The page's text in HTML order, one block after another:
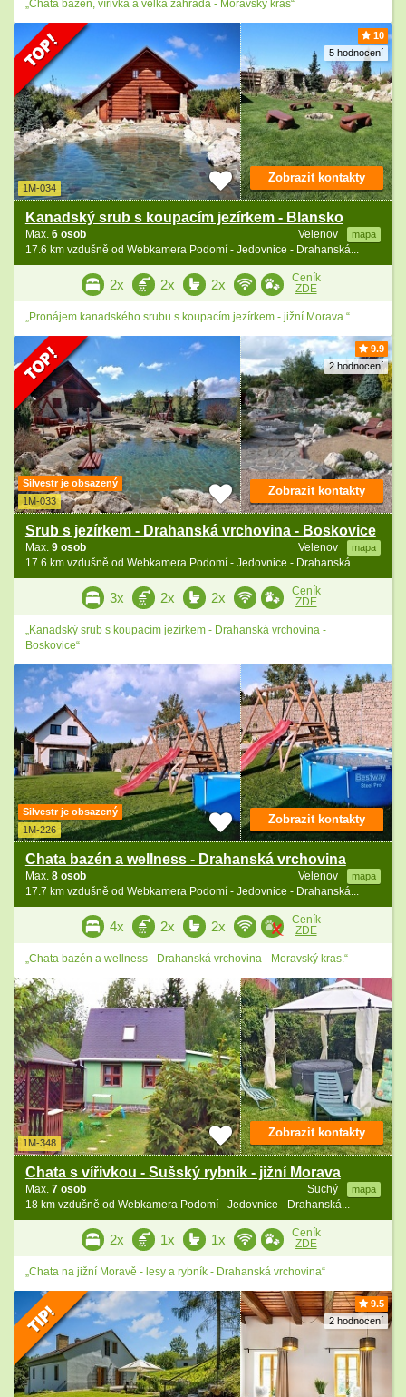
„Chata bazén, vířivka a velká zahrada - Moravský kras“
10
5 hodnocení
1M-034
Kanadský srub s koupacím jezírkem - Blansko
Velenov mapa
Max. 6 osob
17.6 km vzdušně od Webkamera Podomí - Jedovnice - Drahanská...
Zobrazit kontakty
2x 2x 2x
Ceník
ZDE
„Pronájem kanadského srubu s koupacím jezírkem - jižní Morava.“
9.9
2 hodnocení
Silvestr je obsazený
1M-033
Srub s jezírkem - Drahanská vrchovina - Boskovice
Velenov mapa
Max. 9 osob
17.6 km vzdušně od Webkamera Podomí - Jedovnice - Drahanská...
Zobrazit kontakty
3x 2x 2x
Ceník
ZDE
„Kanadský srub s koupacím jezírkem - Drahanská vrchovina -
Boskovice“
Silvestr je obsazený
1M-226
Chata bazén a wellness - Drahanská vrchovina
Velenov mapa
Max. 8 osob
17.7 km vzdušně od Webkamera Podomí - Jedovnice - Drahanská...
Zobrazit kontakty
4x 2x 2x
Ceník
ZDE
„Chata bazén a wellness - Drahanská vrchovina - Moravský kras.“
1M-348
Chata s vířivkou - Sušský rybník - jižní Morava
Suchý mapa
Max. 7 osob
18 km vzdušně od Webkamera Podomí - Jedovnice - Drahanská...
Zobrazit kontakty
2x 1x 1x
Ceník
ZDE
„Chata na jižní Moravě - lesy a rybník - Drahanská vrchovina“
9.5
2 hodnocení